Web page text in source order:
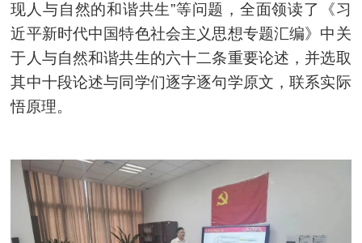
现人与自然的和谐共生”等问题，全面领读了《习
近平新时代中国特色社会主义思想专题汇编》中关
于人与自然和谐共生的六十二条重要论述，并选取
其中十段论述与同学们逐字逐句学原文，联系实际
悟原理。